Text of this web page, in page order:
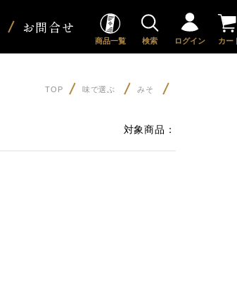
お問合せ
商品一覧 検索 ログイン カー
TOP 味で選ぶ みそ
対象商品：